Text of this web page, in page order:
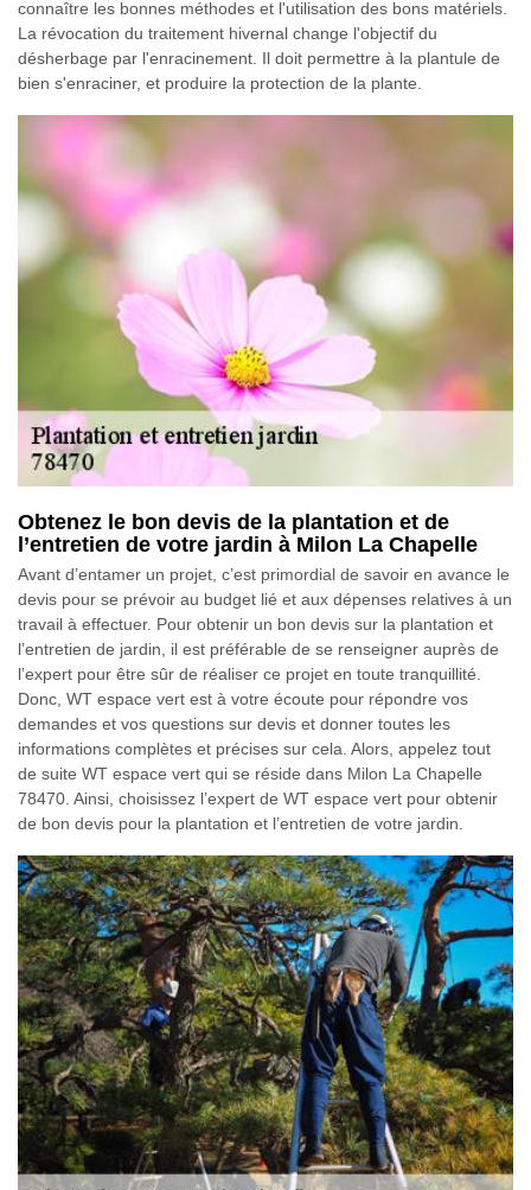
connaître les bonnes méthodes et l'utilisation des bons matériels.
La révocation du traitement hivernal change l'objectif du
désherbage par l'enracinement. Il doit permettre à la plantule de
bien s'enraciner, et produire la protection de la plante.
Obtenez le bon devis de la plantation et de
l’entretien de votre jardin à Milon La Chapelle
Avant d’entamer un projet, c’est primordial de savoir en avance le
devis pour se prévoir au budget lié et aux dépenses relatives à un
travail à effectuer. Pour obtenir un bon devis sur la plantation et
l’entretien de jardin, il est préférable de se renseigner auprès de
l’expert pour être sûr de réaliser ce projet en toute tranquillité.
Donc, WT espace vert est à votre écoute pour répondre vos
demandes et vos questions sur devis et donner toutes les
informations complètes et précises sur cela. Alors, appelez tout
de suite WT espace vert qui se réside dans Milon La Chapelle
78470. Ainsi, choisissez l’expert de WT espace vert pour obtenir
de bon devis pour la plantation et l’entretien de votre jardin.